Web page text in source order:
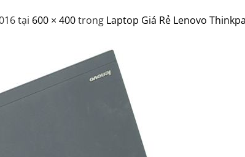
tại 600 × 400trong Laptop Giá Rẻ Lenovo